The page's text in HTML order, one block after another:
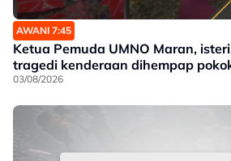
AWANI 7:45
Ketua Pemuda UMNO Maran,
tragedi kenderaan dihempap
03/08/2026